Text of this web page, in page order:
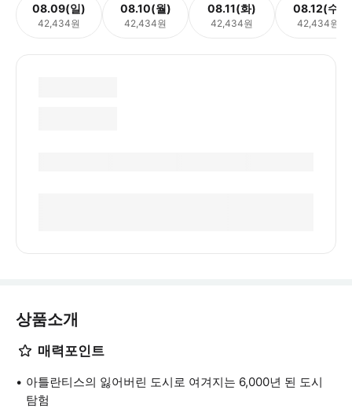
08.09(일)
42,434원
08.10(월)
42,434원
08.11(화)
42,434원
08.12(수)
42,434원
상품소개
매력포인트
아틀란티스의 잃어버린 도시로 여겨지는 6,000년 된 도시
탐험